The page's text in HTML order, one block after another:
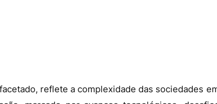
reflete a complexidade das sociedades